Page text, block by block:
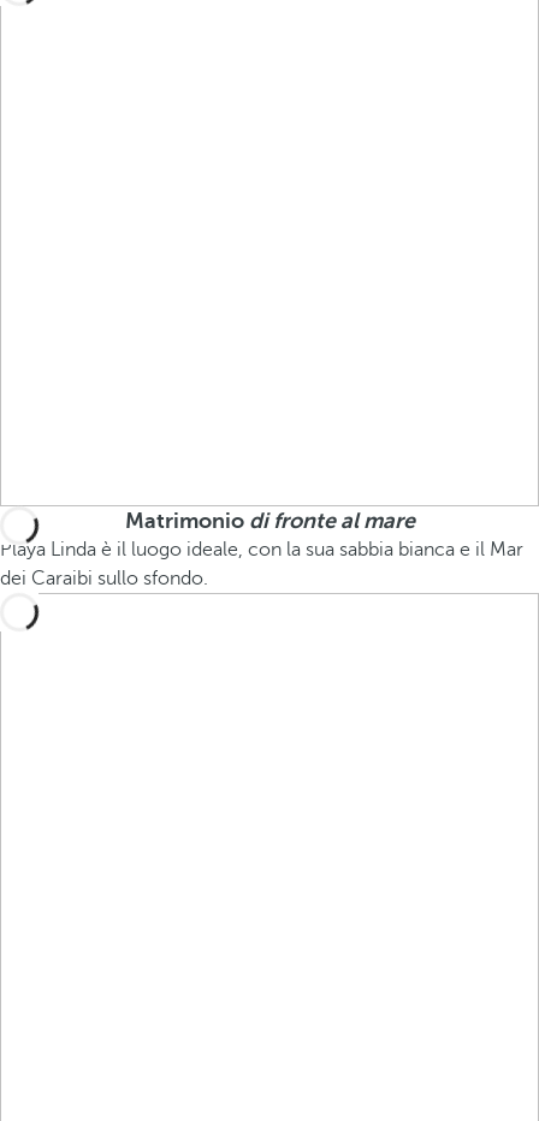
Matrimonio di fronte al mare
Playa Linda è il luogo ideale, con la sua sabbia bianca e il Mar
dei Caraibi sullo sfondo.